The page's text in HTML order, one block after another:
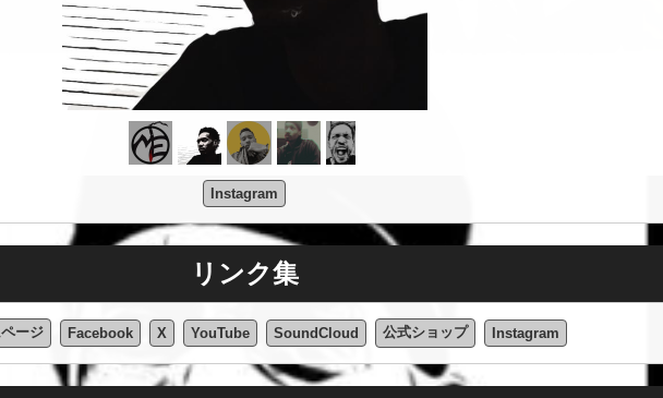
Instagram
リンク集
ージ Facebook X YouTube SoundCloud 公式ショップ Instagram